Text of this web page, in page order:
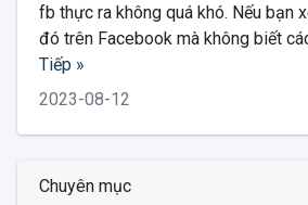
fb thực ra không quá khó. Nếu bạn
đó trên Facebook mà không biết
Tiếp »
2023-08-12
Chuyên mục